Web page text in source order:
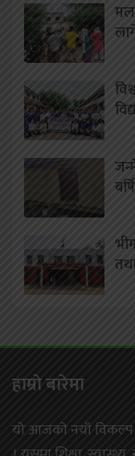
मल
हाम्राे बारेमा
यो आजको नयाँ विकल्प